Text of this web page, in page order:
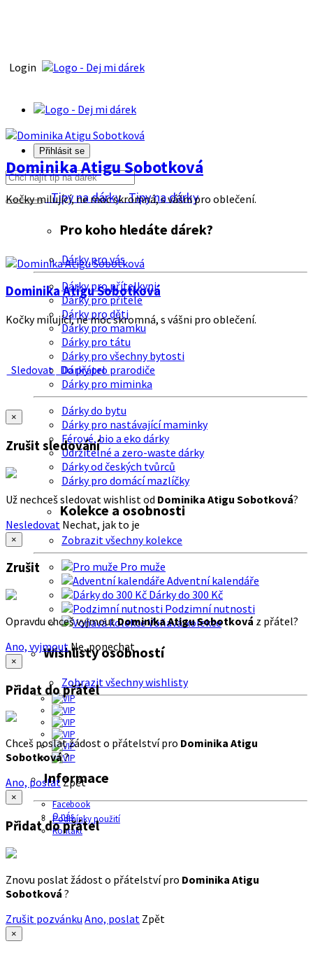
Login
Přihlásit se
Tipy na dárkyTipy na dárky
Pro koho hledáte dárek?
Dárky pro vás
Dárky pro přítelkyni
Dárky pro přítele
Dárky pro děti
Dárky pro mamku
Dárky pro tátu
Dárky pro všechny bytosti
Dárky pro prarodiče
Dárky pro miminka
Dárky do bytu
Dárky pro nastávající maminky
Férové, bio a eko dárky
Udržitelné a zero-waste dárky
Dárky od českých tvůrců
Dárky pro domácí mazlíčky
Kolekce a osobnosti
Zobrazit všechny kolekce
Pro muže
Adventní kalendáře
Dárky do 300 Kč
Podzimní nutnosti
Voňavá kolekce
Wishlisty osobností
Zobrazit všechny wishlisty
Informace
Facebook
O nás
Podmínky použití
Kontakt
Dominika Atigu Sobotková
Kočky milující, ne moc skromná, s vášni pro oblečení.
Dominika Atigu Sobotková
Kočky milující, ne moc skromná, s vášni pro oblečení.
Sledovat Do přátel
×
Zrušit sledování
Už nechceš sledovat wishlist od Dominika Atigu Sobotková?
Nesledovat Nechat, jak to je
×
Zrušit
Opravdu chceš vyjmoutDominika Atigu Sobotková z přátel?
Ano, vyjmout Ne, ponechat
×
Přidat do přátel
Chceš poslat žádost o přátelství pro Dominika Atigu
Sobotková?
Ano, poslatZpět
×
Přidat do přátel
Znovu poslat žádost o přátelství pro Dominika Atigu
Sobotková ?
Zrušit pozvánku Ano, poslat Zpět
×